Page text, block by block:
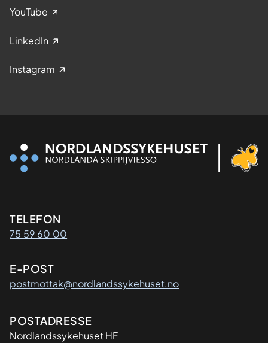
YouTube
LinkedIn
Instagram
Kontaktinformasjon
TELEFON
75 59 60 00
E-POST
postmottak@nordlandssykehuset.no
Adresse
POSTADRESSE
Nordlandssykehuset HF